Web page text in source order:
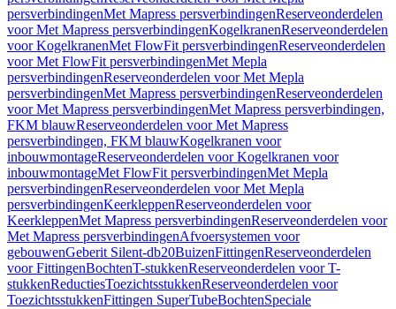
persverbindingenMet Mapress persverbindingenReserveonderdelen
voor Met Mapress persverbindingenKogelkranenReserveonderdelen
voor KogelkranenMet FlowFit persverbindingenReserveonderdelen
voor Met FlowFit persverbindingenMet Mepla
persverbindingenReserveonderdelen voor Met Mepla
persverbindingenMet Mapress persverbindingenReserveonderdelen
voor Met Mapress persverbindingenMet Mapress persverbindingen,
FKM blauwReserveonderdelen voor Met Mapress
persverbindingen, FKM blauwKogelkranen voor
inbouwmontageReserveonderdelen voor Kogelkranen voor
inbouwmontageMet FlowFit persverbindingenMet Mepla
persverbindingenReserveonderdelen voor Met Mepla
persverbindingenKeerkleppenReserveonderdelen voor
KeerkleppenMet Mapress persverbindingenReserveonderdelen voor
Met Mapress persverbindingenAfvoersystemen voor
gebouwenGeberit Silent-db20BuizenFittingenReserveonderdelen
voor FittingenBochtenT-stukkenReserveonderdelen voor T-
stukkenReductiesToezichtsstukkenReserveonderdelen voor
ToezichtsstukkenFittingen SuperTubeBochtenSpeciale